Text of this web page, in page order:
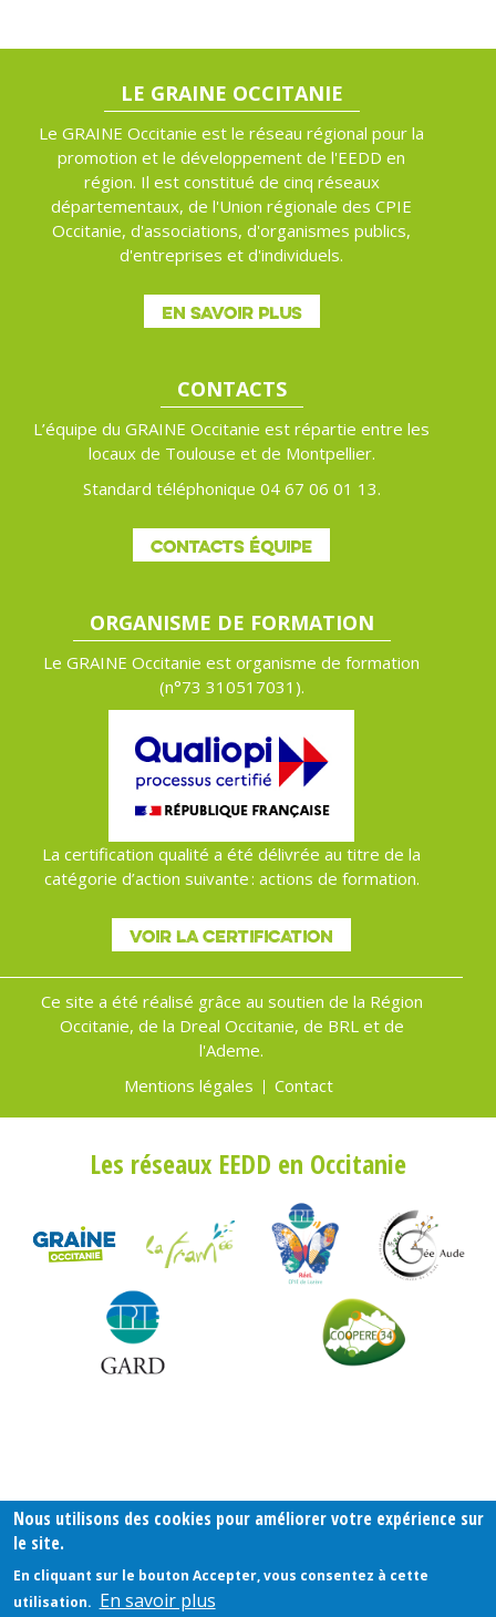
LE GRAINE OCCITANIE
Le GRAINE Occitanie est le réseau régional pour la
promotion et le développement de l'EEDD en
région. Il est constitué de cinq réseaux
départementaux, de l'Union régionale des CPIE
Occitanie, d'associations, d'organismes publics,
d'entreprises et d'individuels.
EN SAVOIR PLUS
CONTACTS
L’équipe du GRAINE Occitanie est répartie entre les
locaux de Toulouse et de Montpellier.
Standard téléphonique 04 67 06 01 13.
CONTACTS ÉQUIPE
ORGANISME DE FORMATION
Le GRAINE Occitanie est organisme de formation
(n°73 310517031).
La certification qualité a été délivrée au titre de la
catégorie d’action suivante : actions de formation.
VOIR LA CERTIFICATION
Ce site a été réalisé grâce au soutien de la Région
Occitanie, de la Dreal Occitanie, de BRL et de
l'Ademe.
Menu
Mentions légales Contact
Les réseaux EEDD en Occitanie
Nous utilisons des cookies pour améliorer votre expérience sur
le site.
En cliquant sur le bouton Accepter, vous consentez à cette
utilisation. En savoir plus